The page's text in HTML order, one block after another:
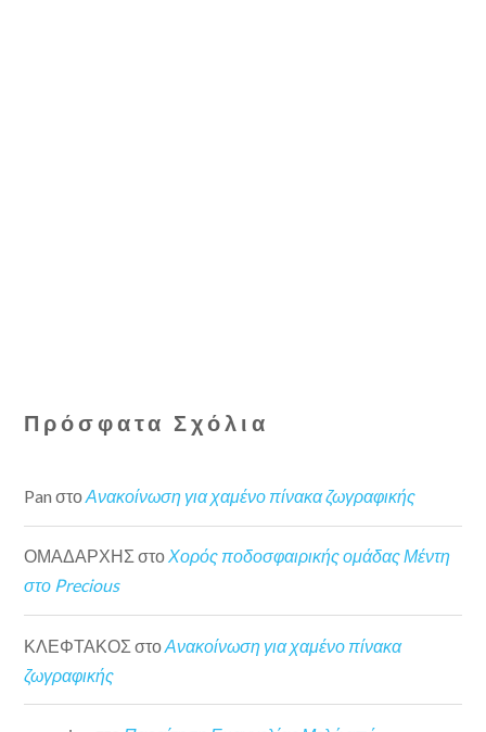
Πρόσφατα Σχόλια
Pan στοΑνακοίνωση για χαμένο πίνακα ζωγραφικής
ΟΜΑΔΑΡΧΗΣ στοΧορός ποδοσφαιρικής ομάδας Μέντη
στο Precious
ΚΛΕΦΤΑΚΟΣ στοΑνακοίνωση για χαμένο πίνακα
ζωγραφικής